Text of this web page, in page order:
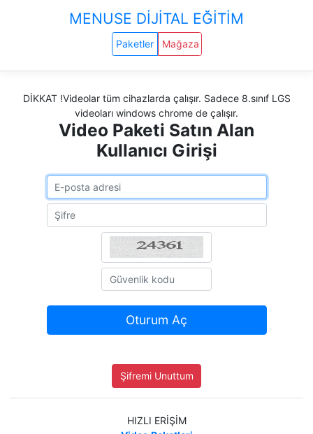
MENUSE DİJİTAL EĞİTİM
Paketler Mağaza
DİKKAT !Videolar tüm cihazlarda çalışır. Sadece 8.sınıf LGS
videoları windows chrome de çalışır.
Video Paketi Satın Alan
Kullanıcı Girişi
Oturum Aç
Şifremi Unuttum
HIZLI ERİŞİM